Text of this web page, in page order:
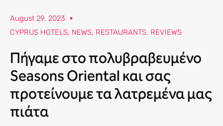
August 29, 2023
CYPRUS HOTELS, NEWS, RESTAURANTS, REVIEWS
Πήγαμε στο πολυβραβευμένο
Seasons Oriental και σας
προτείνουμε τα λατρεμένα μας
πιάτα